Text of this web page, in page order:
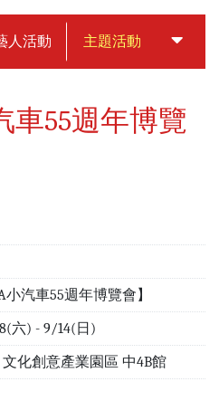
人活動 主題活動 中獎名
車55週年博覽
小汽車55週年博覽會】
六) - 9/14(日)
文化創意產業園區 中4B館